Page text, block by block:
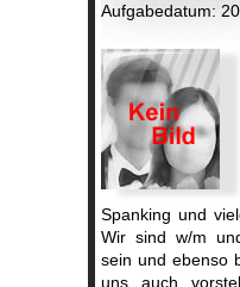
Aufgabedatum:
Spanking und
Wir sind w/m
sein und ebenso
uns auch